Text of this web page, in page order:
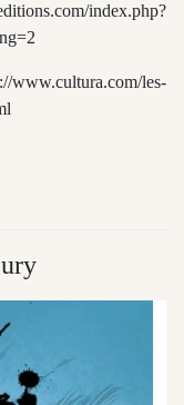
index.php?
www.cultura.com/les-